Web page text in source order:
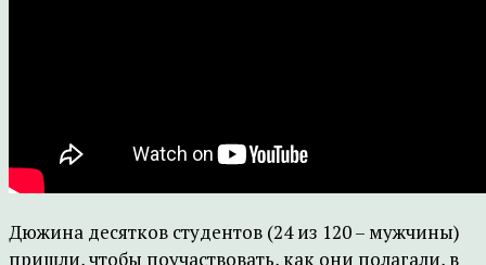
Дюжина десятков студентов (24 из 120 – мужчины)
пришли, чтобы поучаствовать, как они полагали, в